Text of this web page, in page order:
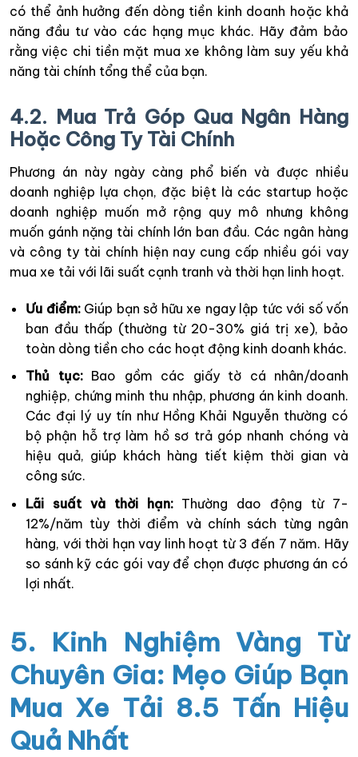
có thể ảnh hưởng đến dòng tiền kinh doanh hoặc khả
năng đầu tư vào các hạng mục khác. Hãy đảm bảo
rằng việc chi tiền mặt mua xe không làm suy yếu khả
năng tài chính tổng thể của bạn.
4.2. Mua Trả Góp Qua Ngân Hàng
Hoặc Công Ty Tài Chính
Phương án này ngày càng phổ biến và được nhiều
doanh nghiệp lựa chọn, đặc biệt là các startup hoặc
doanh nghiệp muốn mở rộng quy mô nhưng không
muốn gánh nặng tài chính lớn ban đầu. Các ngân hàng
và công ty tài chính hiện nay cung cấp nhiều gói vay
mua xe tải với lãi suất cạnh tranh và thời hạn linh hoạt.
Ưu điểm:Giúp bạn sở hữu xe ngay lập tức với số vốn
ban đầu thấp (thường từ 20-30% giá trị xe), bảo
toàn dòng tiền cho các hoạt động kinh doanh khác.
Thủ tục:Bao gồm các giấy tờ cá nhân/doanh
nghiệp, chứng minh thu nhập, phương án kinh doanh.
Các đại lý uy tín như Hồng Khải Nguyễn thường có
bộ phận hỗ trợ làm hồ sơ trả góp nhanh chóng và
hiệu quả, giúp khách hàng tiết kiệm thời gian và
công sức.
Lãi suất và thời hạn:Thường dao động từ 7-
12%/năm tùy thời điểm và chính sách từng ngân
hàng, với thời hạn vay linh hoạt từ 3 đến 7 năm. Hãy
so sánh kỹ các gói vay để chọn được phương án có
lợi nhất.
5. Kinh Nghiệm Vàng Từ
Chuyên Gia: Mẹo Giúp Bạn
Mua Xe Tải 8.5 Tấn Hiệu
Quả Nhất